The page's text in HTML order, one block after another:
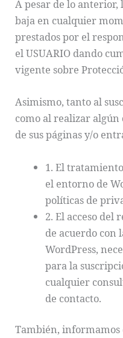
A pesar de lo anterior,
baja en cualquier
prestados por el
el USUARIO dando
vigente sobre
Asimismo, tanto al
como al realizar
de sus páginas y/o
1. El
el entorno de
políticas de
2. El acceso del
de acuerdo
WordPress,
para la
cualquier
de contacto.
También,